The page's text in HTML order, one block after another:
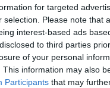
for targeted
selection. Please note that
interest-based ads
to third parties
of your personal
This information may also
Participants that may